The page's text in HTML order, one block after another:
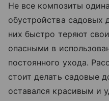
Не все композиты
обустройства садовых
них быстро теряют
опасными в
постоянного ухода.
стоит делать садовые
оставался красивым и